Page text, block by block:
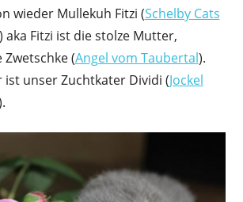
wieder Mullekuh Fitzi (Schelby Cats
) aka Fitzi ist die stolze Mutter,
(Angel vom Taubertal).
ist unser Zuchtkater Dividi (Jockel